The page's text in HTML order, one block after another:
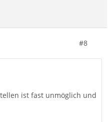
#8
ist fast unmöglich und